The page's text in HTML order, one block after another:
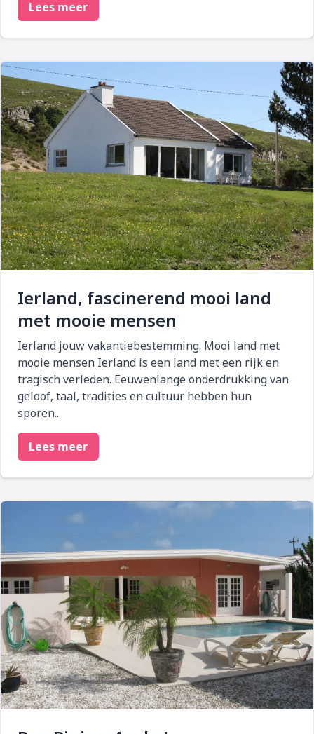
Lees meer
Ierland, fascinerend mooi land
met mooie mensen
Ierland jouw vakantiebestemming. Mooi land met
mooie mensen Ierland is een land met een rijk en
tragisch verleden. Eeuwenlange onderdrukking van
geloof, taal, tradities en cultuur hebben hun
sporen...
Lees meer